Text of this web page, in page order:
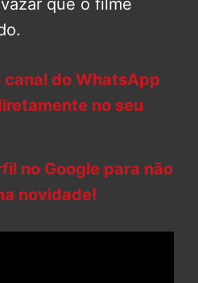
que o filme
canal do WhatsApp
no seu
no Google para não
novidade!